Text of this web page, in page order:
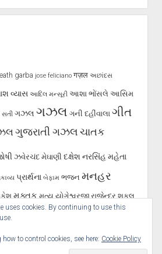
garba jose feliciano गज़ल અછાંદસ
વ્યાસ આદિલ મન્સૂરી આશા ભોંસલે આસિમ
સતી ગઝલ ગઝલ ગની દહીંવાલા ગીત
ગુજરાતી ગઝલ ચાતક
ઝવેરચંદ મેઘાણી દક્ષેશ નરસિંહ મહેતા
પ્રાર્થના બેફામ ભજન મનહર
મુક્તક મૃત્યુ યોગેશ્વરજી રાજેન્દ્ર શુકલ
સૈફ પાલનપુરી હસ્તાક્ષર
uses cookies. By continuing to use this
to control cookies, see here: Cookie Policy